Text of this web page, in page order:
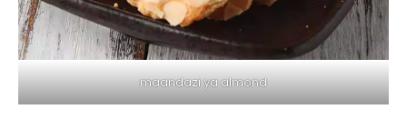
maandazi ya almond